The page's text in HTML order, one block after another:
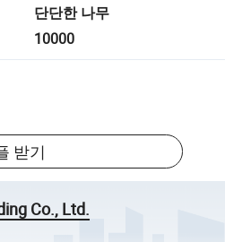
단단한 나무
10000
받기
Co., Ltd.